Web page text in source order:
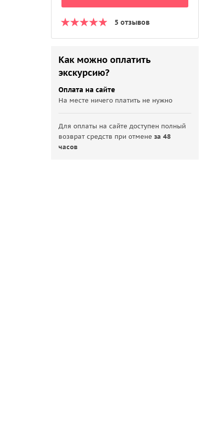
5 отзывов
Как можно оплатить
экскурсию?
Оплата на сайте
На месте ничего платить не нужно
Для оплаты на сайте доступен полный
возврат средств при отменеза 48
часов